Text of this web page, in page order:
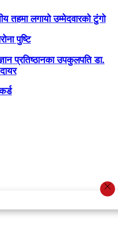
तहमा लगायो उम्मेदवारको टुंगो
पुष्टि
प्रतिष्ठानका उपकुलपति डा.